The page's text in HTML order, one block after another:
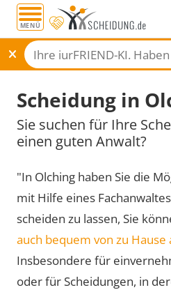
MENÜ
Scheidung in
Sie suchen für Ihre
einen guten Anwalt?
"In Olching haben Sie die
mit Hilfe eines
scheiden zu lassen, Sie
auch bequem von zu
Insbesondere für
oder für Scheidungen, in